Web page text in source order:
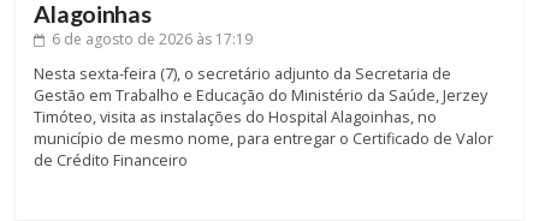
Alagoinhas
6 de agosto de 2026 às 17:19
Nesta sexta-feira (7), o secretário adjunto da Secretaria de
Gestão em Trabalho e Educação do Ministério da Saúde, Jerzey
Timóteo, visita as instalações do Hospital Alagoinhas, no
município de mesmo nome, para entregar o Certificado de Valor
de Crédito Financeiro